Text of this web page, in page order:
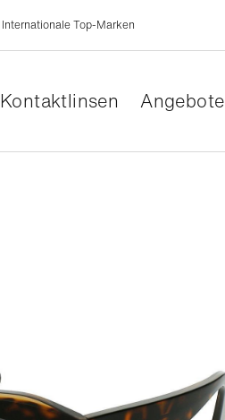
Internationale Top-Marken
Kontaktlinsen Angebote